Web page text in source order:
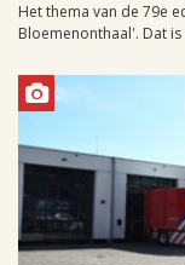
Het thema van de 79e
Bloemenonthaal'. Dat